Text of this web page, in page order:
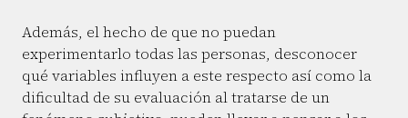
Además, el hecho de que no puedan
experimentarlo todas las personas, desconocer
qué variables influyen a este respecto así como la
dificultad de su evaluación al tratarse de un